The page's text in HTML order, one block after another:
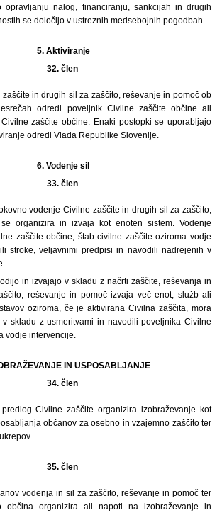
opravljanju nalog, financiranju, sankcijah in drugih
se določijo v ustreznih medsebojnih pogodbah.
5. Aktiviranje
32. člen
in drugih sil za zaščito, reševanje in pomoč ob
odredi poveljnik Civilne zaščite občine ali
zaščite občine. Enaki postopki se uporabljajo
odredi Vlada Republike Slovenije.
6. Vodenje sil
33. člen
vodenje Civilne zaščite in drugih sil za zaščito,
organizira in izvaja kot enoten sistem. Vodenje
zaščite občine, štab civilne zaščite oziroma vodje
stroke, veljavnimi predpisi in navodili nadrejenih v
in izvajajo v skladu z načrti zaščite, reševanja in
reševanje in pomoč izvaja več enot, služb ali
oziroma, če je aktivirana Civilna zaščita, mora
skladu z usmeritvami in navodili poveljnika Civilne
vodje intervencije.
IN USPOSABLJANJE
34. člen
Civilne zaščite organizira izobraževanje kot
občanov za osebno in vzajemno zaščito ter
35. člen
vodenja in sil za zaščito, reševanje in pomoč ter
občina organizira ali napoti na izobraževanje in